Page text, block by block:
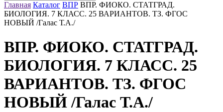
Главная Каталог ВПР ВПР. ФИОКО. СТАТГРАД.
БИОЛОГИЯ. 7 КЛАСС. 25 ВАРИАНТОВ. ТЗ. ФГОС
НОВЫЙ /Галас Т.А./
ВПР. ФИОКО. СТАТГРАД.
БИОЛОГИЯ. 7 КЛАСС. 25
ВАРИАНТОВ. ТЗ. ФГОС
НОВЫЙ /Галас Т.А./